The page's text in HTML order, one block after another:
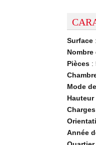
Surface
Nombre
Pièces :
Mode
Charges
Année